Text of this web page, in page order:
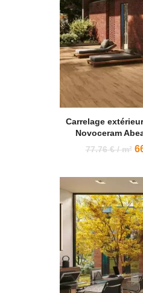
Carrelage
Novoceram
77.76 € / m²